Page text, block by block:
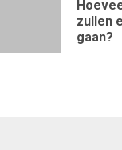
zullen
gaan?